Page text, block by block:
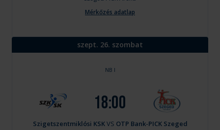
Mérkőzés adatlap
szept. 26. szombat
NB I
18:00
Szigetszentmiklósi KSKVS OTP Bank-PICK Szeged